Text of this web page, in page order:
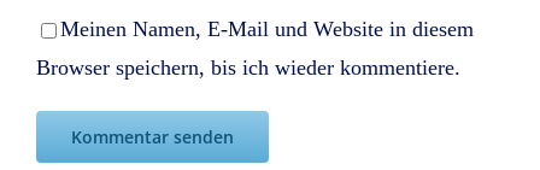
Meinen Namen, E-Mail und Website in diesem
Browser speichern, bis ich wieder kommentiere.